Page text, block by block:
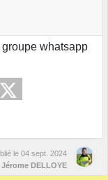
whatsapp
le 04 sept. 2024
Jérome DELLOYE